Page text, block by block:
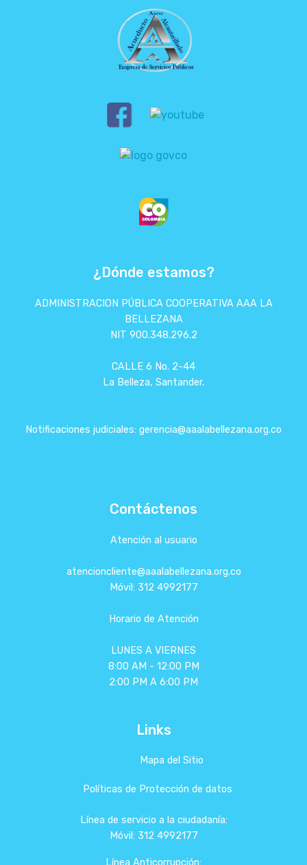
¿Dónde estamos?
ADMINISTRACION PÚBLICA COOPERATIVA AAA LA
BELLEZANA
NIT 900.348.296.2
CALLE 6 No. 2-44
La Belleza, Santander.
Notificaciones judiciales: gerencia@aaalabellezana.org.co
Contáctenos
Atención al usuario
atencioncliente@aaalabellezana.org.co
Móvil: 312 4992177
Horario de Atención
LUNES A VIERNES
8:00 AM - 12:00 PM
2:00 PM A 6:00 PM
Links
Mapa del Sitio
Políticas de Protección de datos
Línea de servicio a la ciudadanía:
Móvil: 312 4992177